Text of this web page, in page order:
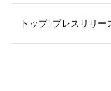
トップ プレスリリー